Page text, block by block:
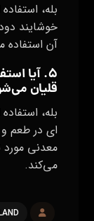
بله،
خوشایند
آن استفاده
۵. آیا
قلیان
بله،
ای در طعم و
معدنی مورد
می‌کند.